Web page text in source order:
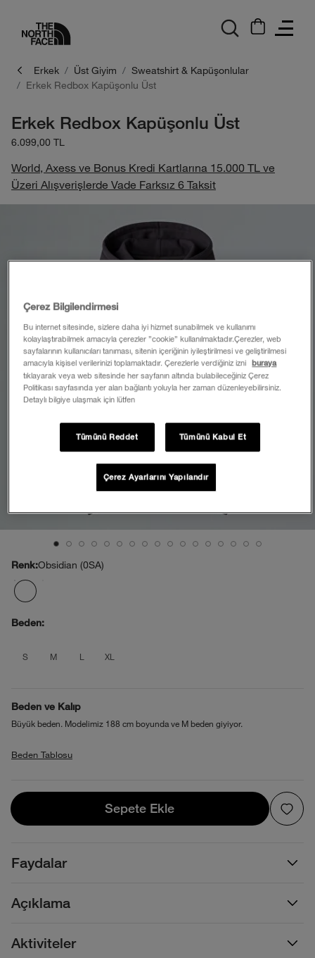
Erkek Üst Giyim
Sweatshirt & Kapüşonlular
Erkek Redbox Kapüşonlu Üst
Erkek Redbox Kapüşonlu Üst
6.099,00 TL
World, Axess ve Bonus Kredi Kartlarına 15.000 TL ve
Üzeri Alışverişlerde Vade Farksız 6 Taksit
Renk:Obsidian (0SA)
Beden:
S M L XL
Beden ve Kalıp
Büyük beden. Modelimiz 188 cm boyunda ve M beden giyiyor.
Beden Tablosu
Sepete Ekle
Sepete Ekle
Açıklama
Aktiviteler
Faydalar
Çerez Bilgilendirmesi
Bu internet sitesinde, sizlere daha iyi hizmet sunabilmek ve kullanımı
kolaylaştırabilmek amacıyla çerezler ”cookie” kullanılmaktadır.Çerezler, web
sayfalarının kullanıcıları tanıması, sitenin içeriğinin iyileştirilmesi ve geliştirilmesi
amacıyla kişisel verilerinizi toplamaktadır. Çerezlerle verdiğiniz izni
buraya
tıklayarak veya web sitesinde her sayfanın altında bulabileceğiniz Çerez
Politikası sayfasında yer alan bağlantı yoluyla her zaman düzenleyebilirsiniz.
Detaylı bilgiye ulaşmak için lütfen
Tümünü Reddet Tümünü Kabul Et
Çerez Ayarlarını Yapılandır